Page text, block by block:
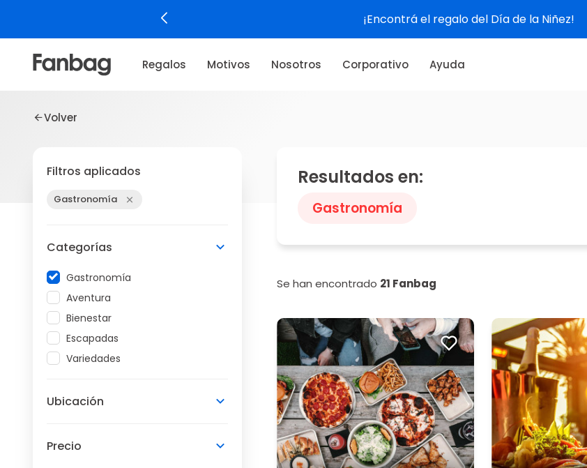
¡Encontrá el regalo del Día de la Niñez!
Regalos Motivos Nosotros Corporativo Ayuda
Volver
Filtros aplicados
Gastronomía
Categorías
Gastronomía
Aventura
Bienestar
Escapadas
Variedades
Ubicación
Precio
Resultados en:
Gastronomía
Se han encontrado 21 Fanbag